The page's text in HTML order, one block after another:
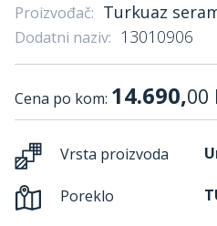
Proizvođač: Turkuaz
Dodatni naziv: 13010906
Cena po kom: 14.690,00
Vrsta proizvoda
Poreklo